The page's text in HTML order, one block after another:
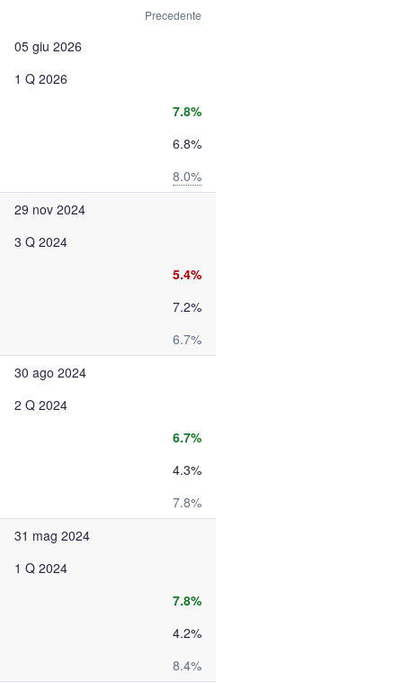
Precedente
05 giu 2026
1 Q 2026
7.8%
6.8%
8.0%
29 nov 2024
3 Q 2024
5.4%
7.2%
6.7%
30 ago 2024
2 Q 2024
6.7%
4.3%
7.8%
31 mag 2024
1 Q 2024
7.8%
4.2%
8.4%